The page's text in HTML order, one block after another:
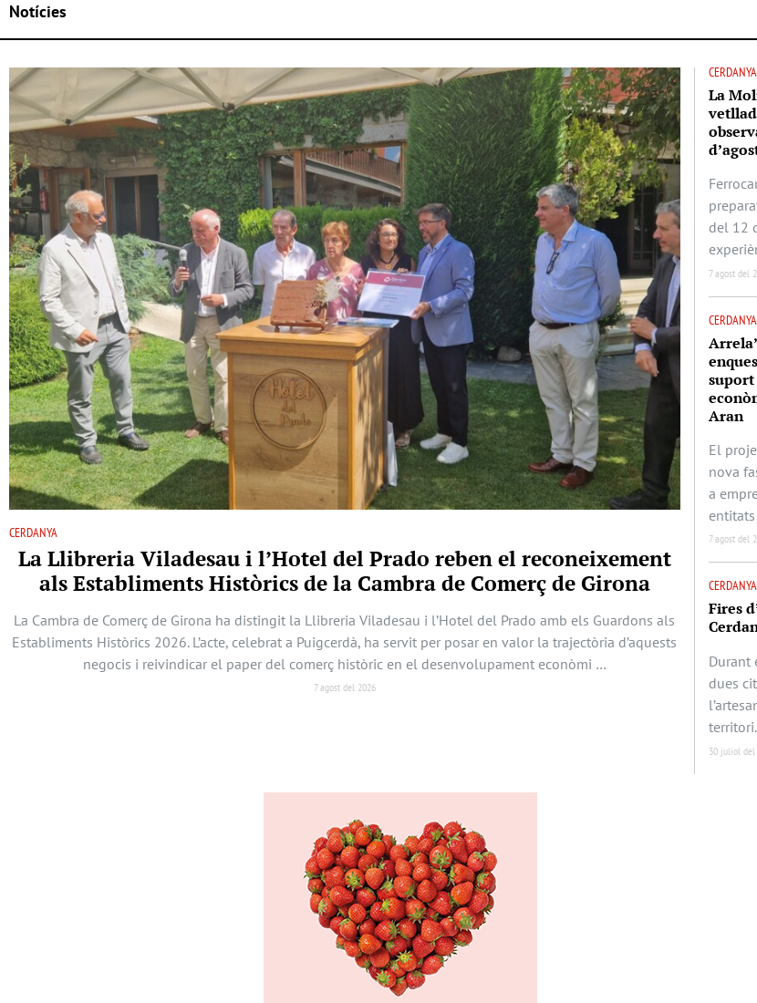
Notícies
CERDANYA
La Llibreria Viladesau i l’Hotel del Prado reben el reconeixement
als Establiments Històrics de la Cambra de Comerç de Girona
La Cambra de Comerç de Girona ha distingit la Llibreria Viladesau i l’Hotel del Prado amb els Guardons als
Establiments Històrics 2026. L’acte, celebrat a Puigcerdà, ha servit per posar en valor la trajectòria d’aquests
negocis i reivindicar el paper del comerç històric en el desenvolupament econòmi …
7 agost del 2026
CERDANYA
La
del 12
7 agost del
CERDANYA
suport
Aran
El
nova
a
7 agost del
CERDANYA
Fires
Durant
dues
30 juliol del